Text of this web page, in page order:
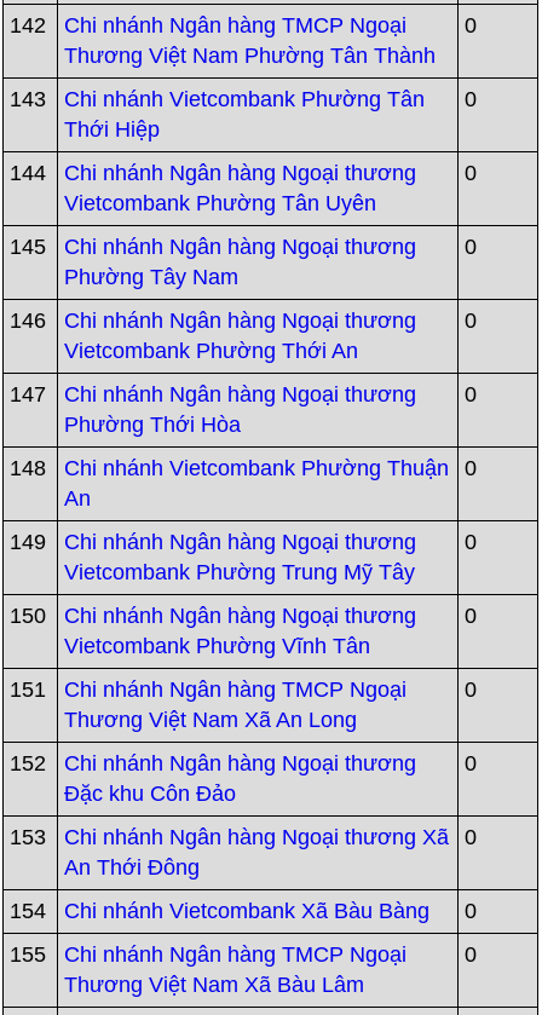
142
Chi nhánh Ngân hàng TMCP Ngoại
Thương Việt Nam Phường Tân Thành
0
143
Chi nhánh Vietcombank Phường Tân
Thới Hiệp
0
144
Chi nhánh Ngân hàng Ngoại thương
Vietcombank Phường Tân Uyên
0
145
Chi nhánh Ngân hàng Ngoại thương
Phường Tây Nam
0
146
Chi nhánh Ngân hàng Ngoại thương
Vietcombank Phường Thới An
0
147
Chi nhánh Ngân hàng Ngoại thương
Phường Thới Hòa
0
148
Chi nhánh Vietcombank Phường Thuận
An
0
149
Chi nhánh Ngân hàng Ngoại thương
Vietcombank Phường Trung Mỹ Tây
0
150
Chi nhánh Ngân hàng Ngoại thương
Vietcombank Phường Vĩnh Tân
0
151
Chi nhánh Ngân hàng TMCP Ngoại
Thương Việt Nam Xã An Long
0
152
Chi nhánh Ngân hàng Ngoại thương
Đặc khu Côn Đảo
0
153
Chi nhánh Ngân hàng Ngoại thương Xã
An Thới Đông
0
154 Chi nhánh Vietcombank Xã Bàu Bàng
0
155
Chi nhánh Ngân hàng TMCP Ngoại
Thương Việt Nam Xã Bàu Lâm
0